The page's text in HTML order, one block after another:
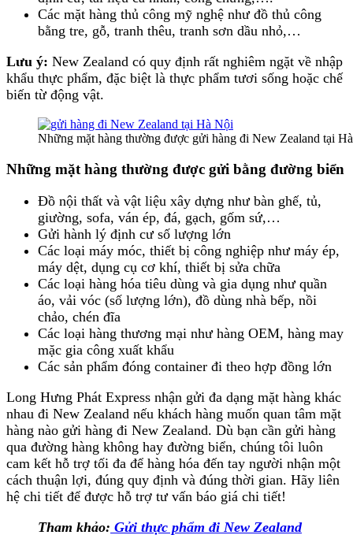
Các mặt hàng thủ công mỹ nghệ như đồ thủ công
bằng tre, gỗ, tranh thêu, tranh sơn dầu nhỏ,…
Lưu ý: New Zealand có quy định rất nghiêm ngặt về nhập
khẩu thực phẩm, đặc biệt là thực phẩm tươi sống hoặc chế
biến từ động vật.
Những mặt hàng thường được gửi hàng đi New Zealand tại
Những mặt hàng thường được gửi bằng đường biển
Đồ nội thất và vật liệu xây dựng như bàn ghế, tủ,
giường, sofa, ván ép, đá, gạch, gốm sứ,…
Gửi hành lý định cư số lượng lớn
Các loại máy móc, thiết bị công nghiệp như máy ép,
máy dệt, dụng cụ cơ khí, thiết bị sửa chữa
Các loại hàng hóa tiêu dùng và gia dụng như quần
áo, vải vóc (số lượng lớn), đồ dùng nhà bếp, nồi
chảo, chén đĩa
Các loại hàng thương mại như hàng OEM, hàng may
mặc gia công xuất khẩu
Các sản phẩm đóng container đi theo hợp đồng lớn
Long Hưng Phát Express nhận gửi đa dạng mặt hàng khác
nhau đi New Zealand nếu khách hàng muốn quan tâm mặt
hàng nào gửi hàng đi New Zealand. Dù bạn cần gửi hàng
qua đường hàng không hay đường biển, chúng tôi luôn
cam kết hỗ trợ tối đa để hàng hóa đến tay người nhận một
cách thuận lợi, đúng quy định và đúng thời gian. Hãy liên
hệ chi tiết để được hỗ trợ tư vấn báo giá chi tiết!
Tham khảo: Gửi thực phẩm đi New Zealand